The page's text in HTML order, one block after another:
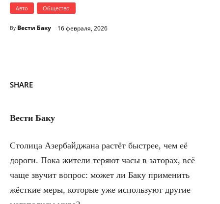
Авто Общество
By Вести Баку 16 февраля, 2026
SHARE
Вести Баку
Столица Азербайджана растёт быстрее, чем её
дороги. Пока жители теряют часы в заторах, всё
чаще звучит вопрос: может ли Баку применить
жёсткие меры, которые уже используют другие